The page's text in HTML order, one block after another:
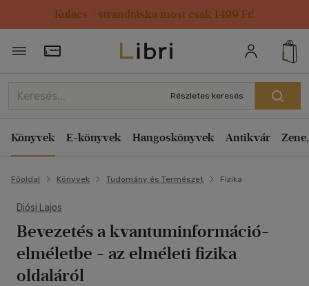
Kulacs / strandtáska most csak 1499 Ft!
Törzsvásárlói Kártya adatai
Részletes keresés
Könyvek E-könyvek Hangoskönyvek Antikvár
Főoldal Könyvek Tudomány és Természet Fizika
Diósi Lajos
Bevezetés a kvantuminformáció-
elméletbe - az elméleti fizika
oldaláról